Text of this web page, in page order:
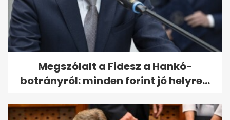
Megszólalt a Fidesz a Hankó-
botrányról: minden forint jó helyre...